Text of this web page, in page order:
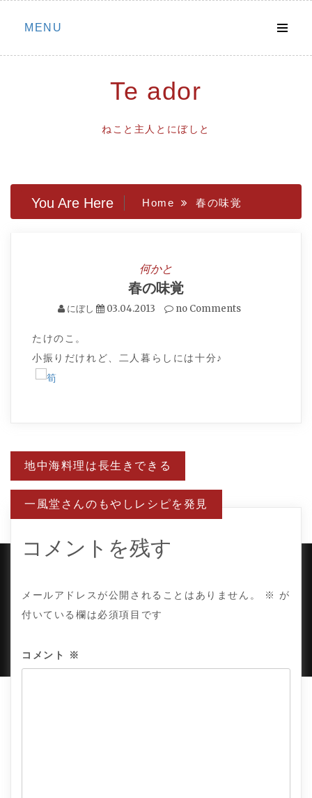
Skip
MENU
Te ador
ねこと主人とにぼしと
You Are Here Home 春の味覚
何かと
春の味覚
にぼし 03.04.2013 no Comments
たけのこ。
小振りだけれど、二人暮らしには十分♪
投
稿
ナ
ビ
ー
ョ
ン
地中海料理は長生きできる
一風堂さんのもやしレシピを発見
コメントを残す
メールアドレスが公開されることはありません。 ※
が
付いている欄は必須項目です
コメント ※